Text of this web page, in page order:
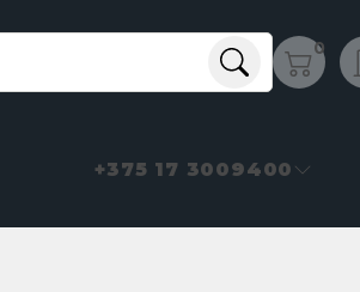
0
+375 17 3009400